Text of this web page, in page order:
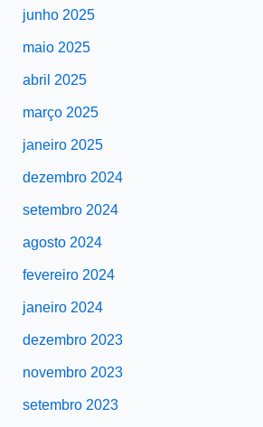
junho 2025
maio 2025
abril 2025
março 2025
janeiro 2025
dezembro 2024
setembro 2024
agosto 2024
fevereiro 2024
janeiro 2024
dezembro 2023
novembro 2023
setembro 2023